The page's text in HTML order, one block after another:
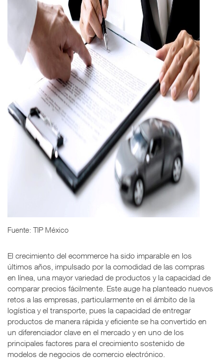
Fuente: TIP México
El crecimiento del ecommerce ha sido imparable en los
últimos años, impulsado por la comodidad de las compras
en línea, una mayor variedad de productos y la capacidad de
comparar precios fácilmente. Este auge ha planteado nuevos
retos a las empresas, particularmente en el ámbito de la
logística y el transporte, pues la capacidad de entregar
productos de manera rápida y eficiente se ha convertido en
un diferenciador clave en el mercado y en uno de los
principales factores para el crecimiento sostenido de
modelos de negocios de comercio electrónico.